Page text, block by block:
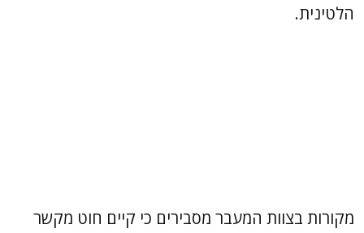
הלטינית.
מקורות בצוות המעבר מסבירים כי קיים חוט מקשר